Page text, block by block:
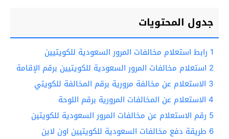
جدول المحتويات
1 رابط استعلام مخالفات المرور السعودية للكويتيين
2 استعلام مخالفات المرور السعودية للكويتيين برقم الإقامة
3 الاستعلام عن مخالفة مرورية برقم المخالفة للكويتي
4 الاستعلام عن المخالفات المرورية برقم اللوحة
5 رقم الاستعلام عن مخالفات المرور السعودية للكويتين
6 طريقة دفع مخالفات السعودية للكويتيين اون لاين